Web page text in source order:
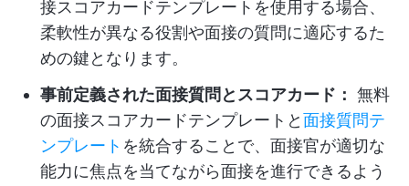
接スコアカードテンプレートを使用する場合、
柔軟性が異なる役割や面接の質問に適応するた
めの鍵となります。
事前定義された面接質問とスコアカード： 無料
の面接スコアカードテンプレートと面接質問テ
ンプレート を統合することで、面接官が適切な
能力に焦点を当てながら面接を進行できるよう